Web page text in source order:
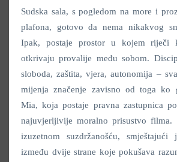
Sudska sala, s pogledom na more i
plafona, gotovo da nema nikakvog
Ipak, postaje prostor u kojem riječi
otkrivaju provalije među sobom.
sloboda, zaštita, vjera, autonomija –
mijenja značenje zavisno od toga ko
Mia, koja postaje pravna zastupnica
najuvjerljivije moralno prisustvo filma.
izuzetnom suzdržanošću,
između dvije strane koje pokušava